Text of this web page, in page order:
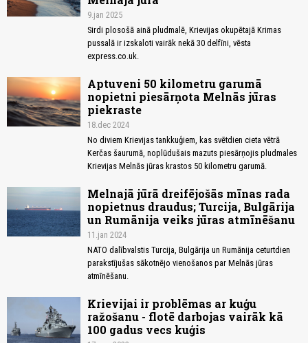
9.jan 2025
Sirdi plosošā ainā pludmalē, Krievijas okupētajā Krimas
pussalā ir izskaloti vairāk nekā 30 delfīni, vēsta
express.co.uk.
Aptuveni 50 kilometru garumā
nopietni piesārņota Melnās jūras
piekraste
18.dec 2024
No diviem Krievijas tankkuģiem, kas svētdien cieta vētrā
Kerčas šaurumā, noplūdušais mazuts piesārņojis pludmales
Krievijas Melnās jūras krastos 50 kilometru garumā.
Melnajā jūrā dreifējošās mīnas rada
nopietnus draudus; Turcija, Bulgārija
un Rumānija veiks jūras atmīnēšanu
11.jan 2024
NATO dalībvalstis Turcija, Bulgārija un Rumānija ceturtdien
parakstījušas sākotnējo vienošanos par Melnās jūras
atmīnēšanu.
Krievijai ir problēmas ar kuģu
ražošanu - flotē darbojas vairāk kā
100 gadus vecs kuģis